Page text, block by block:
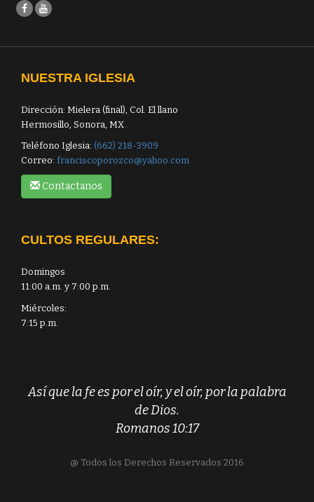
NUESTRA IGLESIA
Dirección: Mielera (final), Col. El llano
Hermosillo, Sonora, MX
Teléfono Iglesia: (662) 218-3909
Correo: franciscoporozco@yahoo.com
Contactanos
CULTOS REGULARES:
Domingos
11:00 a.m. y 7:00 p.m.
Miércoles:
7:15 p.m.
Así que la fe es por el oír, y el oír, por la palabra
de Dios.
Romanos 10:17
@ Todos los Derechos Reservados 2016